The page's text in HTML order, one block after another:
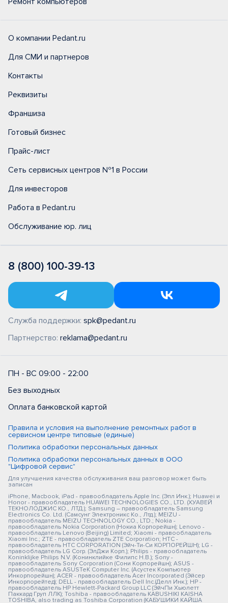
О компании Pedant.ru
Для СМИ и партнеров
Контакты
Реквизиты
Франшиза
Готовый бизнес
Прайс-лист
Сеть сервисных центров №1 в России
Для инвесторов
Работа в Pedant.ru
Обслуживание юр. лиц
8 (800) 100-39-13
Служба поддержки: spk@pedant.ru
Партнерство: reklama@pedant.ru
ПН - ВС 09:00 - 22:00
Без выходных
Оплата банковской картой
Правила и условия на выполнение ремонтных работ в
сервисном центре типовые (единые)
Политика обработки персональных данных
Политика обработки персональных данных в ООО
"Цифровой сервис"
Для улучшения качества обслуживания ваш разговор может быть
записан
iPhone, Macbook, iPad - правообладатель Apple Inc. (Эпл Инк.); Huawei и
Honor - правообладатель HUAWEI TECHNOLOGIES CO., LTD. (ХУАВЕЙ
ТЕКНОЛОДЖИС КО., ЛТД.); Samsung – правообладатель Samsung
Electronics Co. Ltd. (Самсунг Электроникс Ко., Лтд.); MEIZU -
правообладатель MEIZU TECHNOLOGY CO., LTD.; Nokia -
правообладатель Nokia Corporation (Нокиа Корпорейшн); Lenovo -
правообладатель Lenovo (Beijing) Limited; Xiaomi - правообладатель
Xiaomi Inc.; ZTE - правообладатель ZTE Corporation; HTC -
правообладатель HTC CORPORATION (Эйч-Ти-Си КОРПОРЕЙШН); LG -
правообладатель LG Corp. (ЭлДжи Корп.); Philips - правообладатель
Koninklijke Philips N.V. (Конинклийке Филипс Н.В.); Sony -
правообладатель Sony Corporation (Сони Корпорейшн); ASUS -
правообладатель ASUSTeK Computer Inc. (Асустек Компьютер
Инкорпорейшн); ACER - правообладатель Acer Incorporated (Эйсер
Инкорпорейтед); DELL - правообладатель Dell Inc.(Делл Инк.); HP -
правообладатель HP Hewlett-Packard Group LLC (ЭйчПи Хьюлетт
Паккард Груп ЛЛК); Toshiba - правообладатель KABUSHIKI KAISHA
TOSHIBA, also trading as Toshiba Corporation (КАБУШИКИ КАЙША